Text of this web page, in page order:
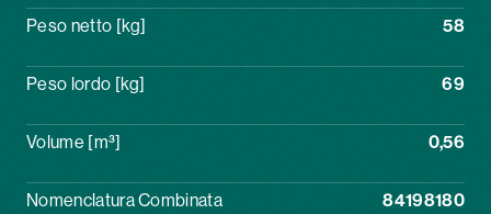
Peso netto [kg] 58
Peso lordo [kg] 69
Volume [m³] 0,56
Nomenclatura Combinata 84198180